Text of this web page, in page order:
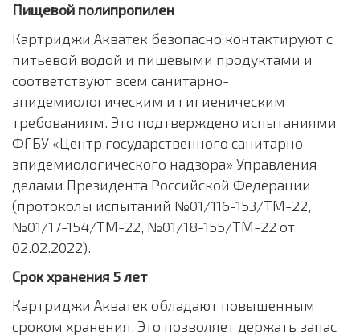
Пищевой полипропилен
Картриджи Акватек безопасно контактируют с
питьевой водой и пищевыми продуктами и
соответствуют всем санитарно-
эпидемиологическим и гигиеническим
требованиям. Это подтверждено испытаниями
ФГБУ «Центр государственного санитарно-
эпидемиологического надзора» Управления
делами Президента Российской Федерации
(протоколы испытаний №01/116-153/ТМ-22,
№01/17-154/ТМ-22, №01/18-155/ТМ-22 от
02.02.2022).
Срок хранения 5 лет
Картриджи Акватек обладают повышенным
сроком хранения. Это позволяет держать запас